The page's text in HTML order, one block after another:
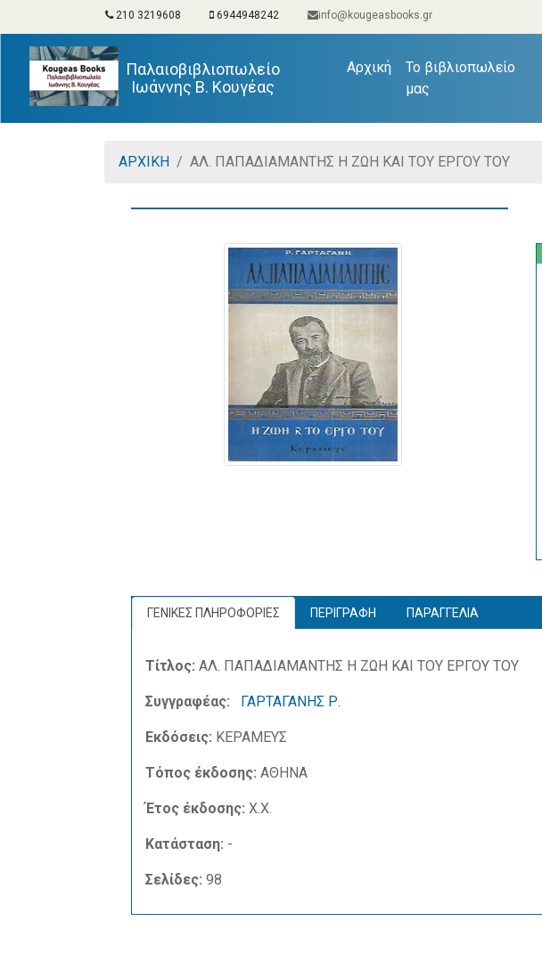
210 3219608 6944948242 info@kougeasbooks.gr
Παλαιοβιβλιοπωλείο
Ιωάννης Β. Κουγέας
Αρχική(current)
Το βιβλιοπωλείο
μας
ΑΡΧΙΚΗ ΑΛ. ΠΑΠΑΔΙΑΜΑΝΤΗΣ Η ΖΩΗ ΚΑΙ ΤΟΥ ΕΡΓΟΥ ΤΟΥ
ΓΕΝΙΚΕΣ ΠΛΗΡΟΦΟΡΙΕΣ ΠΕΡΙΓΡΑΦΗ ΠΑΡΑΓΓΕΛΙΑ
Τίτλος: ΑΛ. ΠΑΠΑΔΙΑΜΑΝΤΗΣ Η ΖΩΗ ΚΑΙ ΤΟΥ ΕΡΓΟΥ ΤΟΥ
Συγγραφέας: ΓΑΡΤΑΓΑΝΗΣ Ρ.
Εκδόσεις: ΚΕΡΑΜΕΥΣ
Τόπος έκδοσης: ΑΘΗΝΑ
Έτος έκδοσης: Χ.Χ.
Κατάσταση: -
Σελίδες: 98